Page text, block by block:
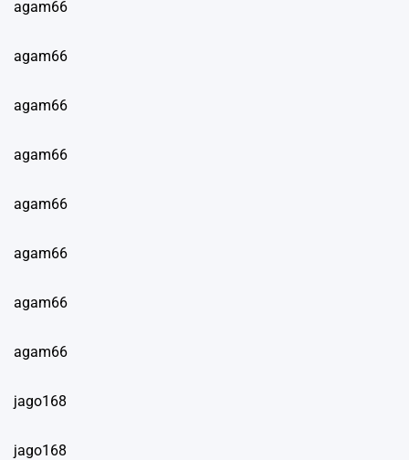
agam66
agam66
agam66
agam66
agam66
agam66
agam66
agam66
jago168
jago168